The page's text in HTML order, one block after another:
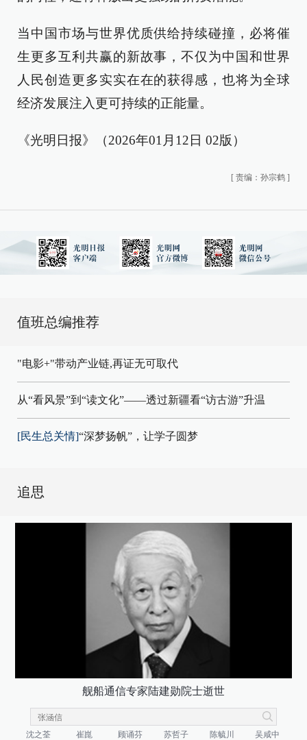
当中国市场与世界优质供给持续碰撞，必将催
生更多互利共赢的新故事，不仅为中国和世界
人民创造更多实实在在的获得感，也将为全球
经济发展注入更可持续的正能量。
《光明日报》（2026年01月12日 02版）
[ 责编：孙宗鹤 ]
值班总编推荐
"电影+"带动产业链,再证无可取代
从“看风景”到“读文化”——透过新疆看“访古游”升温
[民生总关情]“深梦扬帆”，让学子圆梦
追思
舰船通信专家陆建勋院士逝世
沈之荃 崔崑 顾诵芬 苏哲子 陈毓川
吴咸中